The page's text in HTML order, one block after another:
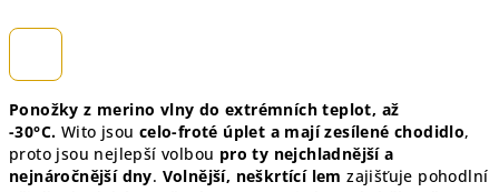
Ponožky z merino vlny do extrémních teplot, až
-30°C. Wito jsou celo-froté úplet a mají zesílené chodidlo,
proto jsou nejlepší volbou pro ty nejchladnější a
nejnáročnější dny. Volnější, neškrtící lem zajišťuje pohodlní